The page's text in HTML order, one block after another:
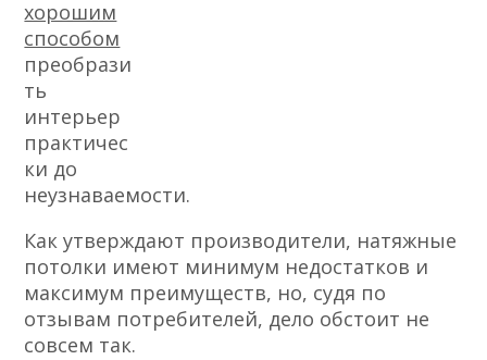
хорошим
способом
преобрази
ть
интерьер
практичес
ки до
неузнаваемости.
Как утверждают производители, натяжные
потолки имеют минимум недостатков и
максимум преимуществ, но, судя по
отзывам потребителей, дело обстоит не
совсем так.